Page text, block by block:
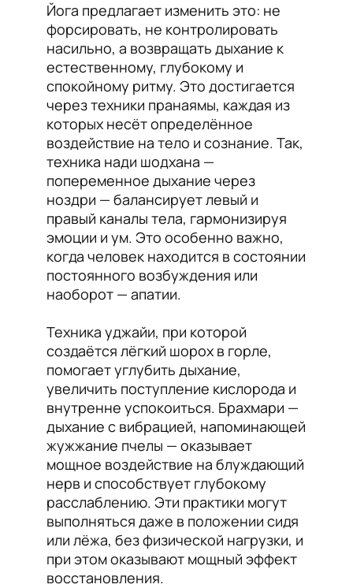
Йога предлагает изменить это: не
форсировать, не контролировать
насильно, а возвращать дыхание к
естественному, глубокому и
спокойному ритму. Это достигается
через техники пранаямы, каждая из
которых несёт определённое
воздействие на тело и сознание. Так,
техника нади шодхана —
попеременное дыхание через
ноздри — балансирует левый и
правый каналы тела, гармонизируя
эмоции и ум. Это особенно важно,
когда человек находится в состоянии
постоянного возбуждения или
наоборот — апатии.
Техника уджайи, при которой
создаётся лёгкий шорох в горле,
помогает углубить дыхание,
увеличить поступление кислорода и
внутренне успокоиться. Брахмари —
дыхание с вибрацией, напоминающей
жужжание пчелы — оказывает
мощное воздействие на блуждающий
нерв и способствует глубокому
расслаблению. Эти практики могут
выполняться даже в положении сидя
или лёжа, без физической нагрузки, и
при этом оказывают мощный эффект
восстановления.